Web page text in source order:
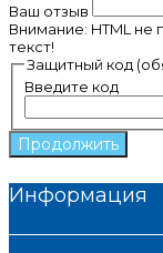
Ваш отзыв
Внимание: HTML не
текст!
Защитный код
Введите код
Продолжить
Информация